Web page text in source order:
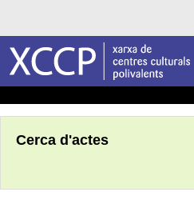
Cerca d'actes